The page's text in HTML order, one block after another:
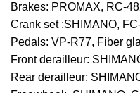
Brakes: PROMAX, RC-
Crank set :SHIMANO,
Pedals: VP-R77, Fiber
Front derailleur:
Rear derailleur: